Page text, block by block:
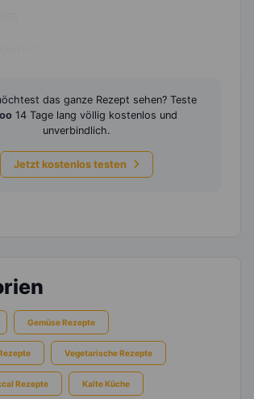
das ganze Rezept sehen? Teste
14 Tage lang völlig kostenlos und
unverbindlich.
Jetzt kostenlos testen
Gemüse Rezepte
Vegetarische Rezepte
Rezepte Kalte Küche